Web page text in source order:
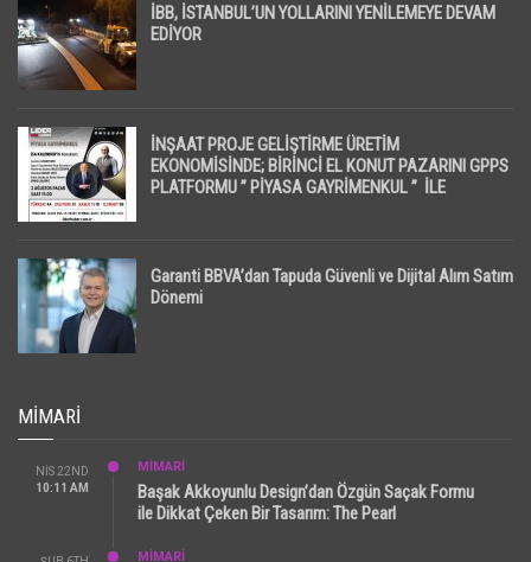
İBB, İSTANBUL’UN YOLLARINI YENİLEMEYE DEVAM
EDİYOR
İNŞAAT PROJE GELİŞTİRME ÜRETİM
EKONOMİSİNDE; BİRİNCİ EL KONUT PAZARINI GPPS
PLATFORMU ” PİYASA GAYRİMENKUL ” İLE
Garanti BBVA’dan Tapuda Güvenli ve Dijital Alım Satım
Dönemi
MIMARI
NIS 22ND
10:11 AM
MİMARİ
Başak Akkoyunlu Design’dan Özgün Saçak Formu
ile Dikkat Çeken Bir Tasarım: The Pearl
MİMARİ